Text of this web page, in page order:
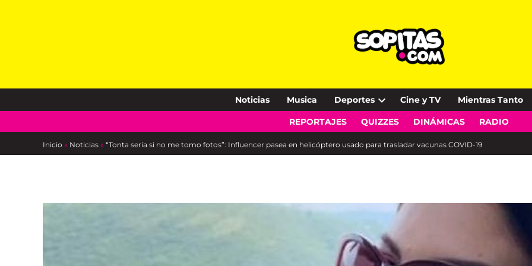
Noticias Musica Deportes
Open
dropdown
Cine y TV Mientras Tanto
REPORTAJES QUIZZES DINÁMICAS RADIO
Inicio » Noticias » “Tonta sería si no me tomo fotos”: Influencer pasea en helicóptero usado para trasladar vacunas COVID-19